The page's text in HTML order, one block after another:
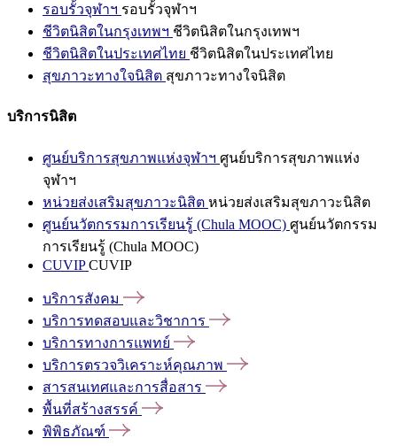
รอบรั้วจุฬาฯ รอบรั้วจุฬาฯ
ชีวิตนิสิตในกรุงเทพฯ ชีวิตนิสิตในกรุงเทพฯ
ชีวิตนิสิตในประเทศไทย ชีวิตนิสิตในประเทศไทย
สุขภาวะทางใจนิสิต สุขภาวะทางใจนิสิต
บริการนิสิต
ศูนย์บริการสุขภาพแห่งจุฬาฯ ศูนย์บริการสุขภาพแห่ง
จุฬาฯ
หน่วยส่งเสริมสุขภาวะนิสิต หน่วยส่งเสริมสุขภาวะนิสิต
ศูนย์นวัตกรรมการเรียนรู้ (Chula MOOC) ศูนย์นวัตกรรม
การเรียนรู้ (Chula MOOC)
CUVIPCUVIP
บริการสังคม
บริการทดสอบและวิชาการ
บริการทางการแพทย์
บริการตรวจวิเคราะห์คุณภาพ
สารสนเทศและการสื่อสาร
พื้นที่สร้างสรรค์
พิพิธภัณฑ์